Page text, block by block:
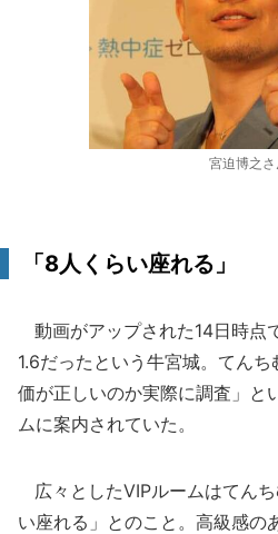
宮迫博之さ
「8人くらい座れる」
動画がアップされた14日時点
1.6だったという牛宮城。てん
価が正しいのか実際に調査」と
ムに案内されていた。
広々としたVIPルームはてん
い座れる」とのこと。高級感の